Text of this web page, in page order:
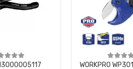
WORKPRO